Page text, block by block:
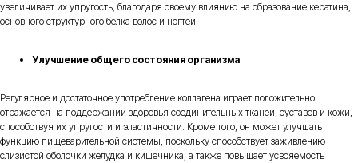
увеличивает их упругость, благодаря своему влиянию на образование кератина,
основного структурного белка волос и ногтей.
Улучшение общего состояния организма
Регулярное и достаточное употребление коллагена играет положительно
отражается на поддержании здоровья соединительных тканей, суставов и кожи,
способствуя их упругости и эластичности. Кроме того, он может улучшать
функцию пищеварительной системы, поскольку способствует заживлению
слизистой оболочки желудка и кишечника, а также повышает усвояемость